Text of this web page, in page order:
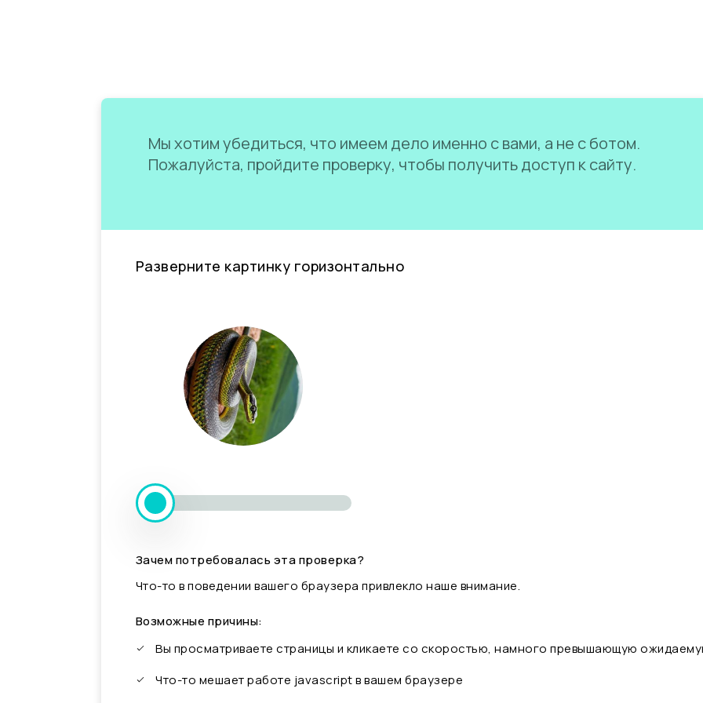
Мы хотим убедиться, что имеем дело именно с вами, а не с ботом.
Пожалуйста, пройдите проверку, чтобы получить доступ к сайту.
Разверните картинку горизонтально
Зачем потребовалась эта проверка?
Что-то в поведении вашего браузера привлекло наше внимание.
Возможные причины:
Вы просматриваете страницы и кликаете со скоростью, намного превышающую
Что-то мешает работе javascript в вашем браузере